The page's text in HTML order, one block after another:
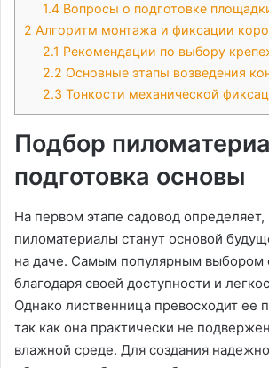
1.4 Вопросы о подготовке
2 Алгоритм монтажа и фиксации
2.1 Рекомендации по выбору
2.2 Основные этапы возведения
2.3 Тонкости механической
Подбор
подготовка основы
На первом этапе садовод определяет,
пиломатериалы станут основой
на даче. Самым популярным выбором
благодаря своей доступности и
Однако лиственница превосходит ее
так как она практически не
влажной среде. Для создания